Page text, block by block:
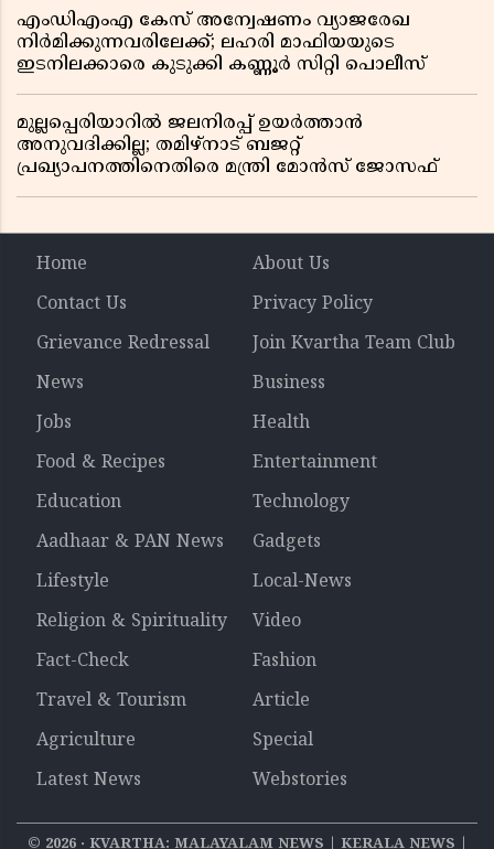
എംഡിഎംഎ കേസ് അന്വേഷണം വ്യാജരേഖ
നിർമിക്കുന്നവരിലേക്ക്; ലഹരി മാഫിയയുടെ
ഇടനിലക്കാരെ കുടുക്കി കണ്ണൂർ സിറ്റി പൊലീസ്
മുല്ലപ്പെരിയാറിൽ ജലനിരപ്പ് ഉയർത്താൻ
അനുവദിക്കില്ല; തമിഴ്നാട് ബജറ്റ്
പ്രഖ്യാപനത്തിനെതിരെ മന്ത്രി മോൻസ് ജോസഫ്
Home
About Us
Contact Us
Privacy Policy
Grievance Redressal
Join Kvartha Team Club
News
Business
Jobs
Health
Food & Recipes
Entertainment
Education
Technology
Aadhaar & PAN News
Gadgets
Lifestyle
Local-News
Religion & Spirituality
Video
Fact-Check
Fashion
Travel & Tourism
Article
Agriculture
Special
Latest News
Webstories
© 2026‧ KVARTHA: MALAYALAM NEWS | KERALA NEWS |